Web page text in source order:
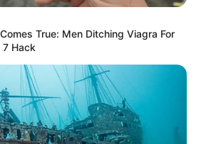
True: Men Ditching Viagra For
7 Hack